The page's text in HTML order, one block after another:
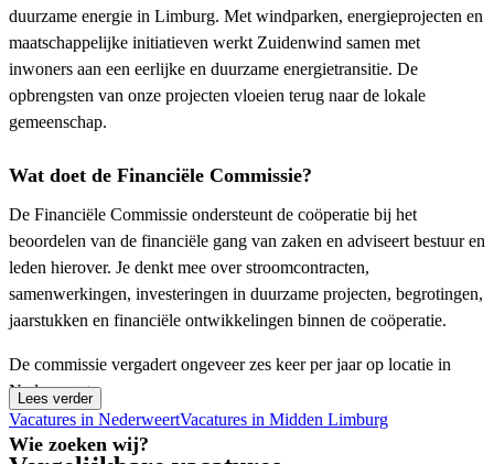
duurzame energie in Limburg. Met windparken, energieprojecten en
maatschappelijke initiatieven werkt Zuidenwind samen met
inwoners aan een eerlijke en duurzame energietransitie. De
opbrengsten van onze projecten vloeien terug naar de lokale
gemeenschap.
Wat doet de Financiële Commissie?
De Financiële Commissie ondersteunt de coöperatie bij het
beoordelen van de financiële gang van zaken en adviseert bestuur en
leden hierover. Je denkt mee over stroomcontracten,
samenwerkingen, investeringen in duurzame projecten, begrotingen,
jaarstukken en financiële ontwikkelingen binnen de coöperatie.
De commissie vergadert ongeveer zes keer per jaar op locatie in
Nederweert.
Wie zoeken wij?
Lees verder
Vacatures in NederweertVacatures in Midden Limburg